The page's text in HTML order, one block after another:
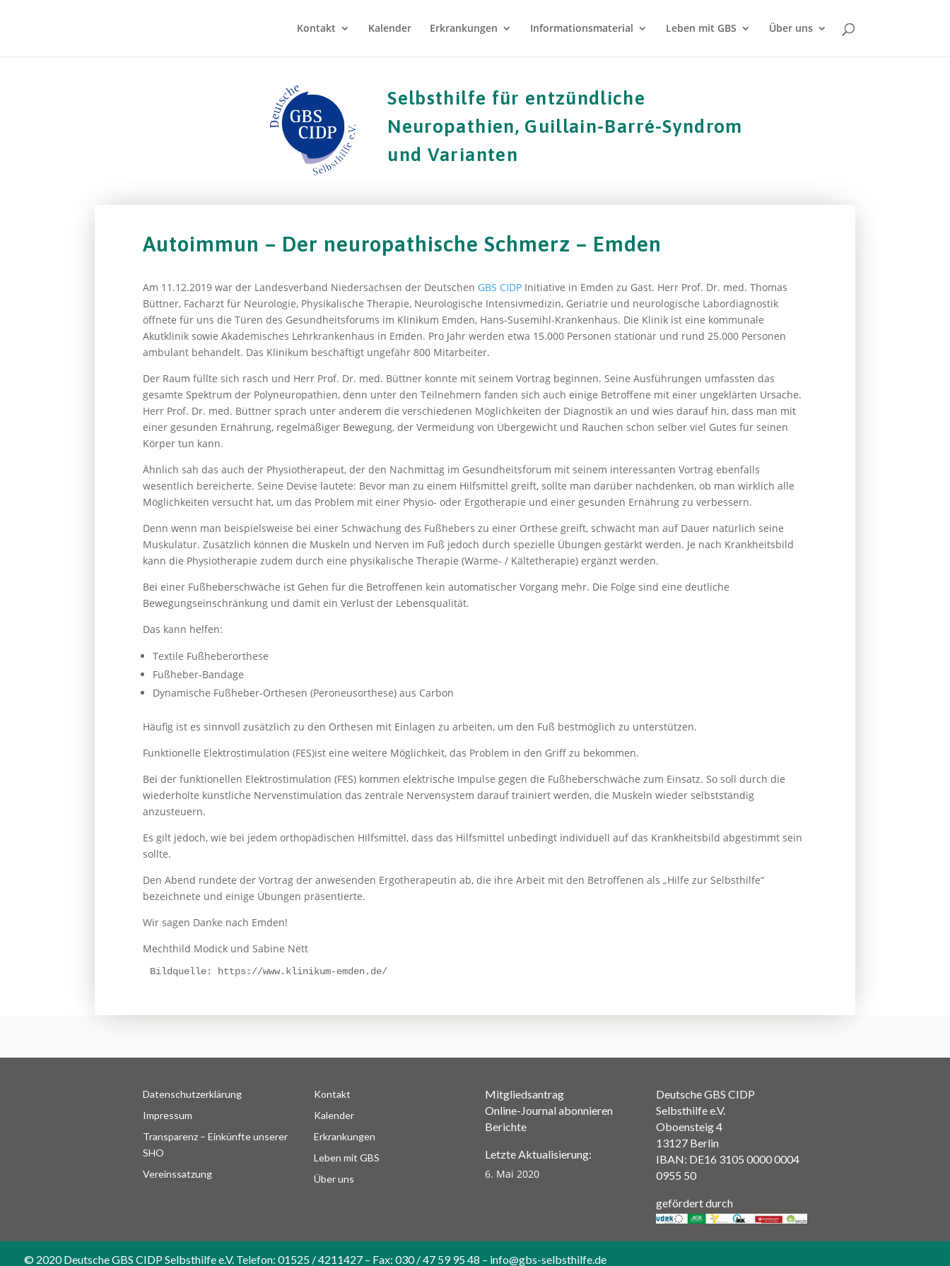
Kontakt Kalender Erkrankungen Informationsmaterial Leben mit GBS Über uns
Selbsthilfe für entzündliche
Neuropathien, Guillain-Barré-Syndrom
und Varianten
Autoimmun – Der neuropathische Schmerz – Emden
Am 11.12.2019 war der Landesverband Niedersachsen der Deutschen GBS CIDPInitiative in Emden zu Gast. Herr Prof. Dr. med. Thomas
Büttner, Facharzt für Neurologie, Physikalische Therapie, Neurologische Intensivmedizin, Geriatrie und neurologische Labordiagnostik
öffnete für uns die Türen des Gesundheitsforums im Klinikum Emden, Hans-Susemihl-Krankenhaus. Die Klinik ist eine kommunale
Akutklinik sowie Akademisches Lehrkrankenhaus in Emden. Pro Jahr werden etwa 15.000 Personen stationär und rund 25.000 Personen
ambulant behandelt. Das Klinikum beschäftigt ungefähr 800 Mitarbeiter.
Der Raum füllte sich rasch und Herr Prof. Dr. med. Büttner konnte mit seinem Vortrag beginnen. Seine Ausführungen umfassten das
gesamte Spektrum der Polyneuropathien, denn unter den Teilnehmern fanden sich auch einige Betroffene mit einer ungeklärten Ursache.
Herr Prof. Dr. med. Büttner sprach unter anderem die verschiedenen Möglichkeiten der Diagnostik an und wies darauf hin, dass man mit
einer gesunden Ernährung, regelmäßiger Bewegung, der Vermeidung von Übergewicht und Rauchen schon selber viel Gutes für seinen
Körper tun kann.
Ähnlich sah das auch der Physiotherapeut, der den Nachmittag im Gesundheitsforum mit seinem interessanten Vortrag ebenfalls
wesentlich bereicherte. Seine Devise lautete: Bevor man zu einem Hilfsmittel greift, sollte man darüber nachdenken, ob man wirklich alle
Möglichkeiten versucht hat, um das Problem mit einer Physio- oder Ergotherapie und einer gesunden Ernährung zu verbessern.
Denn wenn man beispielsweise bei einer Schwächung des Fußhebers zu einer Orthese greift, schwächt man auf Dauer natürlich seine
Muskulatur. Zusätzlich können die Muskeln und Nerven im Fuß jedoch durch spezielle Übungen gestärkt werden. Je nach Krankheitsbild
kann die Physiotherapie zudem durch eine physikalische Therapie (Wärme- / Kältetherapie) ergänzt werden.
Bei einer Fußheberschwäche ist Gehen für die Betroffenen kein automatischer Vorgang mehr. Die Folge sind eine deutliche
Bewegungseinschränkung und damit ein Verlust der Lebensqualität.
Das kann helfen:
Textile Fußheberorthese
Fußheber-Bandage
Dynamische Fußheber-Orthesen (Peroneusorthese) aus Carbon
Häufig ist es sinnvoll zusätzlich zu den Orthesen mit Einlagen zu arbeiten, um den Fuß bestmöglich zu unterstützen.
Funktionelle Elektrostimulation (FES)ist eine weitere Möglichkeit, das Problem in den Griff zu bekommen.
Bei der funktionellen Elektrostimulation (FES) kommen elektrische Impulse gegen die Fußheberschwäche zum Einsatz. So soll durch die
wiederholte künstliche Nervenstimulation das zentrale Nervensystem darauf trainiert werden, die Muskeln wieder selbstständig
anzusteuern.
Es gilt jedoch, wie bei jedem orthopädischen Hilfsmittel, dass das Hilfsmittel unbedingt individuell auf das Krankheitsbild abgestimmt sein
sollte.
Den Abend rundete der Vortrag der anwesenden Ergotherapeutin ab, die ihre Arbeit mit den Betroffenen als „Hilfe zur Selbsthilfe“
bezeichnete und einige Übungen präsentierte.
Wir sagen Danke nach Emden!
Mechthild Modick und Sabine Nett
Bildquelle: https://www.klinikum-emden.de/
Datenschutzerklärung
Impressum
Transparenz – Einkünfte unserer
SHO
Vereinssatzung
Kontakt
Kalender
Erkrankungen
Leben mit GBS
Über uns
Mitgliedsantrag
Online-Journal abonnieren
Berichte
Letzte Aktualisierung:
6. Mai 2020
Deutsche GBS CIDP
Selbsthilfe e.V.
Oboensteig 4
13127 Berlin
IBAN: DE16 3105 0000 0004
0955 50
gefördert durch
© 2020 Deutsche GBS CIDP Selbsthilfe e.V. Telefon: 01525 / 4211427 – Fax: 030 / 47 59 95 48 – info@gbs-selbsthilfe.de